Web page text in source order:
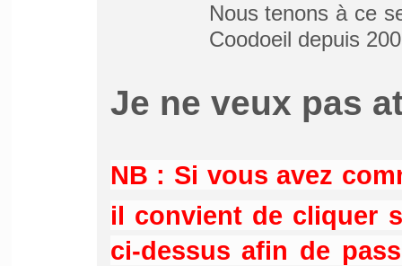
Nous tenons à ce
Coodoeil depuis
Je ne veux pas
NB : Si vous avez
il convient de cliquer
ci-dessus afin de